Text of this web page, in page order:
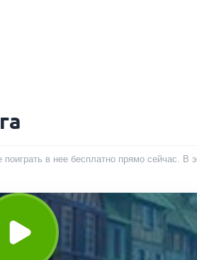
в нее бесплатно прямо сейчас. В